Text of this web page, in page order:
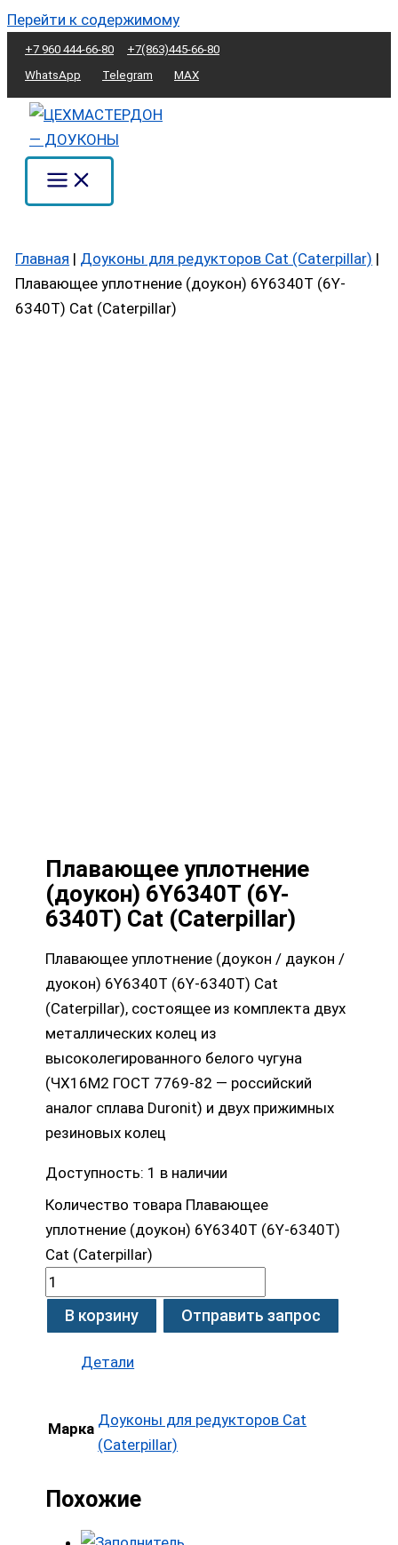
Перейти к содержимому
+7 960 444-66-80
+7(863)445-66-80
WhatsApp
Telegram MAX
Главная | Доуконы для редукторов Cat (Caterpillar) |
Плавающее уплотнение (доукон) 6Y6340T (6Y-
6340T) Cat (Caterpillar)
Плавающее уплотнение
(доукон) 6Y6340T (6Y-
6340T) Cat (Caterpillar)
Плавающее уплотнение (доукон / даукон /
дуокон) 6Y6340T (6Y-6340T) Cat
(Caterpillar), состоящее из комплекта двух
металлических колец из
высоколегированного белого чугуна
(ЧХ16М2 ГОСТ 7769-82 — российский
аналог сплава Duronit) и двух прижимных
резиновых колец
Доступность: 1 в наличии
Количество товара Плавающее
уплотнение (доукон) 6Y6340T (6Y-6340T)
Cat (Caterpillar)
В корзину Отправить запрос
Детали
Марка Доуконы для редукторов Cat
(Caterpillar)
Похожие